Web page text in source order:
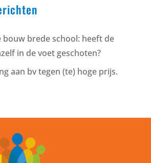
bouw brede school: heeft de
in de voet geschoten?
aan bv tegen (te) hoge prijs.